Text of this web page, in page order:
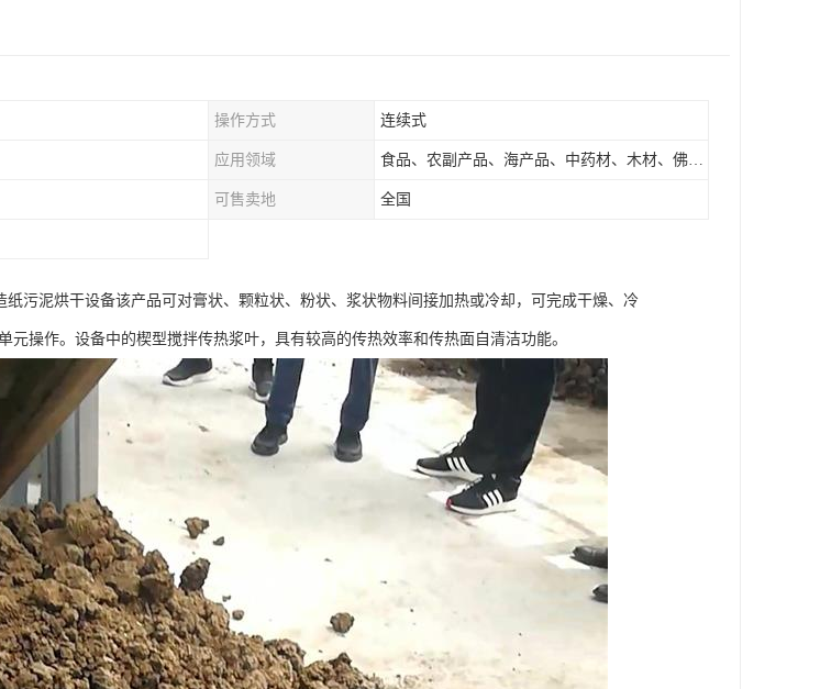
操作方式 连续式
应用领域 食品、农副产品、海产品、中药材、木材、佛香、茶叶、污泥等
可售卖地 全国
污泥烘干设备该产品可对膏状、颗粒状、粉状、浆状物料间接加热或冷却，可完成干燥、冷
元操作。设备中的楔型搅拌传热浆叶，具有较高的传热效率和传热面自清洁功能。